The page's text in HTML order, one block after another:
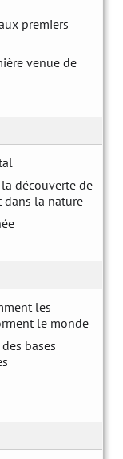
premiers
venue de
découverte de
dans la nature
les
le monde
bases